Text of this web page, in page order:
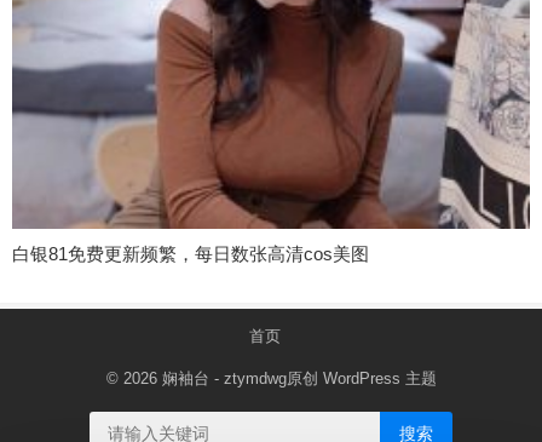
白银81免费更新频繁，每日数张高清cos美图
首页
© 2026 娴袖台 - ztymdwg原创 WordPress 主题
搜索